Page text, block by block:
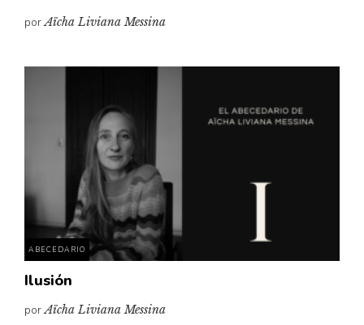
porAïcha Liviana Messina
ABECEDARIO
Ilusión
porAïcha Liviana Messina